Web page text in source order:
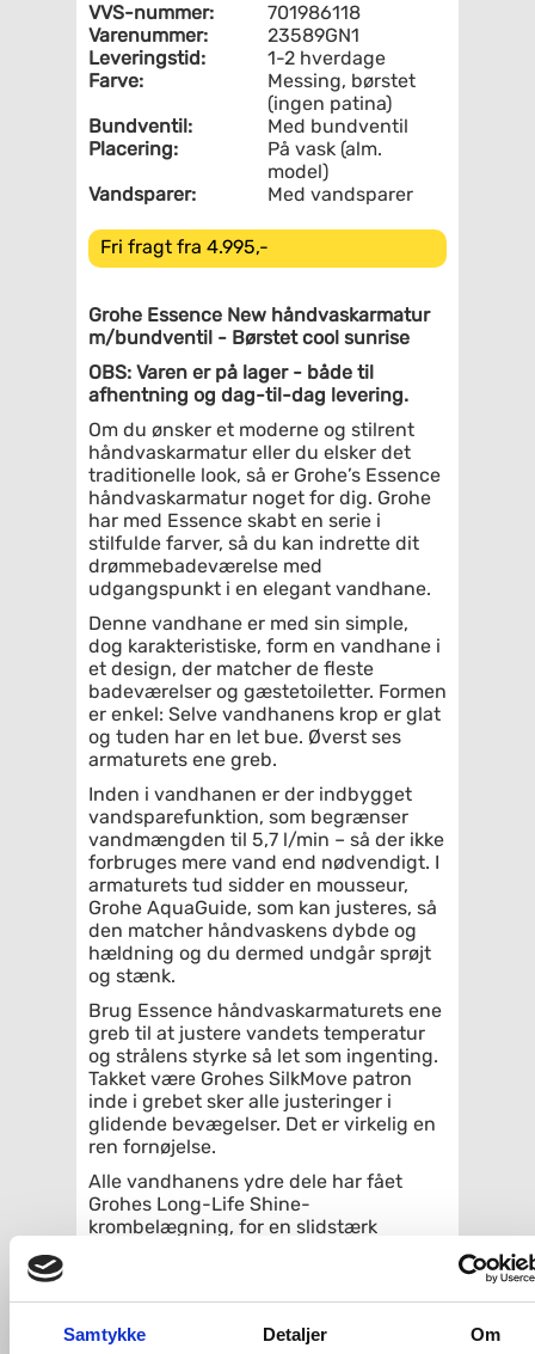
Samtykke Detaljer Om
VVS-nummer:
701986118
Varenummer:
23589GN1
Leveringstid:
1-2 hverdage
Farve:
Messing, børstet
(ingen patina)
Bundventil:
Med bundventil
Placering:
På vask (alm.
model)
Vandsparer:
Med vandsparer
Fri fragt fra 4.995,-
Grohe Essence New håndvaskarmatur
m/bundventil - Børstet cool sunrise
OBS: Varen er på lager - både til
afhentning og dag-til-dag levering.
Om du ønsker et moderne og stilrent
håndvaskarmatur eller du elsker det
traditionelle look, så er Grohe’s Essence
håndvaskarmatur noget for dig. Grohe
har med Essence skabt en serie i
stilfulde farver, så du kan indrette dit
drømmebadeværelse med
udgangspunkt i en elegant vandhane.
Denne vandhane er med sin simple,
dog karakteristiske, form en vandhane i
et design, der matcher de fleste
badeværelser og gæstetoiletter. Formen
er enkel: Selve vandhanens krop er glat
og tuden har en let bue. Øverst ses
armaturets ene greb.
Inden i vandhanen er der indbygget
vandsparefunktion, som begrænser
vandmængden til 5,7 l/min – så der ikke
forbruges mere vand end nødvendigt. I
armaturets tud sidder en mousseur,
Grohe AquaGuide, som kan justeres, så
den matcher håndvaskens dybde og
hældning og du dermed undgår sprøjt
og stænk.
Brug Essence håndvaskarmaturets ene
greb til at justere vandets temperatur
og strålens styrke så let som ingenting.
Takket være Grohes SilkMove patron
inde i grebet sker alle justeringer i
glidende bevægelser. Det er virkelig en
ren fornøjelse.
Alle vandhanens ydre dele har fået
Grohes Long-Life Shine-
krombelægning, for en slidstærk
Med Grohe QuickFix Plus bliver